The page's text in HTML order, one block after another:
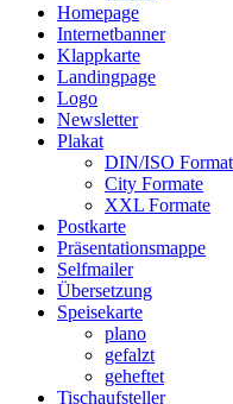
Homepage
Internetbanner
Klappkarte
Landingpage
Logo
Newsletter
Plakat
DIN/ISO
City Formate
XXL Formate
Postkarte
Präsentationsmappe
Selfmailer
Übersetzung
Speisekarte
plano
gefalzt
geheftet
Tischaufsteller